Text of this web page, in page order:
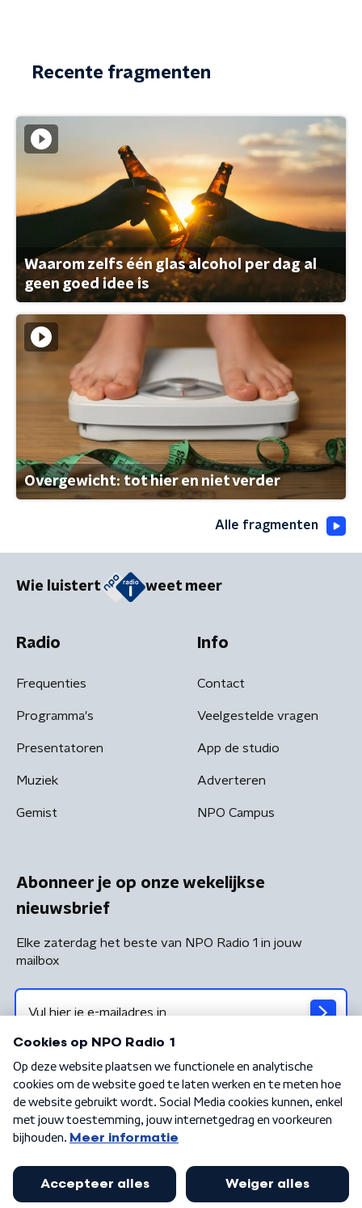
Recente fragmenten
Waarom zelfs één glas alcohol per dag al
geen goed idee is
Overgewicht: tot hier en niet verder
Alle fragmenten
Wie luistert weet meer
Radio
Frequenties
Programma's
Presentatoren
Muziek
Gemist
Info
Contact
Veelgestelde vragen
App de studio
Adverteren
NPO Campus
Abonneer je op onze wekelijkse
nieuwsbrief
Elke zaterdag het beste van NPO Radio 1 in jouw
mailbox
Algemene voorwaarden